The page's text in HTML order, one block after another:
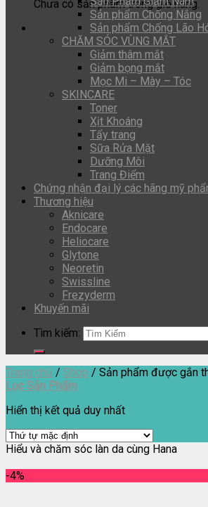
Chưa có sản phẩm trong giỏ hàng.
Sản phẩm Chống Nắng
Sản phẩm Chống Lão
CHĂM SÓC VÙNG MẮT
Giảm thâm mắt
Giảm bọng mắt
Mọc Mi – Mày – Tóc
SKINCARE
Toner
Xịt Khoáng
Tẩy trang
Sữa Rửa Mặt
Dưỡng Môi
Trang Điểm
Chứng nhận đại lý các hãng mỹ
Thương hiệu
Aknicare
Endocare
Heliocare
Glytone
Neoretin
Swissline
Frezyderm
Khuyến mãi
Tìm kiếm:
Trang chủ / Shop / Sản phẩm được gắn
Lọc Sản Phẩm
Hiển thị kết quả duy nhất
Hiểu và chăm sóc làn da cùng Hana
-4%